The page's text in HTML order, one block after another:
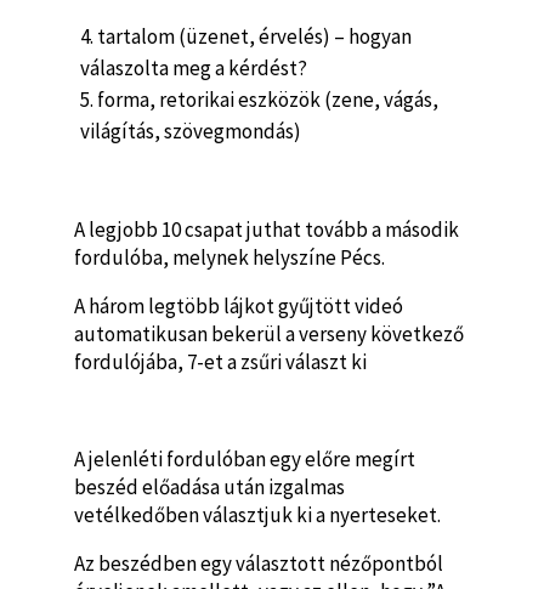
tartalom (üzenet, érvelés) – hogyan
válaszolta meg a kérdést?
forma, retorikai eszközök (zene, vágás,
világítás, szövegmondás)
A legjobb 10 csapat juthat tovább a második
fordulóba, melynek helyszíne Pécs.
A három legtöbb lájkot gyűjtött videó
automatikusan bekerül a verseny következő
fordulójába, 7-et a zsűri választ ki
A jelenléti fordulóban egy előre megírt
beszéd előadása után izgalmas
vetélkedőben választjuk ki a nyerteseket.
Az beszédben egy választott nézőpontból